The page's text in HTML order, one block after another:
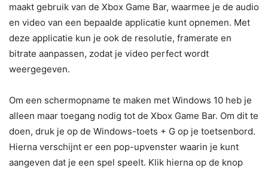
maakt gebruik van de Xbox Game Bar, waarmee je de audio
en video van een bepaalde applicatie kunt opnemen. Met
deze applicatie kun je ook de resolutie, framerate en
bitrate aanpassen, zodat je video perfect wordt
weergegeven.
Om een schermopname te maken met Windows 10 heb je
alleen maar toegang nodig tot de Xbox Game Bar. Om dit te
doen, druk je op de Windows-toets + G op je toetsenbord.
Hierna verschijnt er een pop-upvenster waarin je kunt
aangeven dat je een spel speelt. Klik hierna op de knop